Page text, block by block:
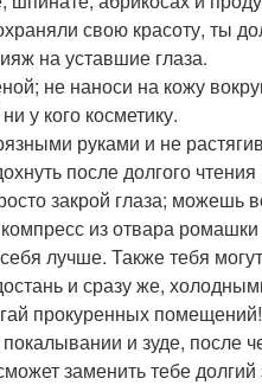
свою красоту, ты
на уставшие глаза.
не наноси на кожу
у кого косметику.
руками и не
после долгого
закрой глаза; можешь
из отвара
лучше. Также тебя
и сразу же,
прокуренных
и зуде, после
заменить тебе